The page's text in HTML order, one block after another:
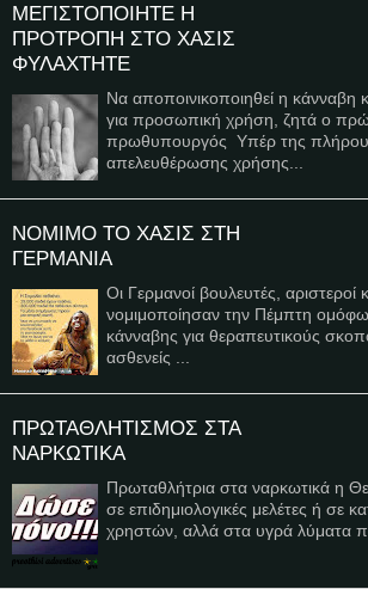
ΜΕΓΙΣΤΟΠΟΙΗΤΕ Η
ΠΡΟΤΡΟΠΗ ΣΤΟ ΧΑΣΙΣ
ΦΥΛΑΧΤΗΤΕ
Να αποποινικοποιηθεί η κάνναβη
για προσωπική χρήση, ζητά ο
πρωθυπουργός Υπέρ της
απελευθέρωσης χρήσης...
ΝΟΜΙΜΟ ΤΟ ΧΑΣΙΣ ΣΤΗ
ΓΕΡΜΑΝΙΑ
Οι Γερμανοί βουλευτές, αριστεροί
νομιμοποίησαν την Πέμπτη
κάνναβης για θεραπευτικούς
ασθενείς ...
ΠΡΩΤΑΘΛΗΤΙΣΜΟΣ ΣΤΑ
ΝΑΡΚΩΤΙΚΑ
Πρωταθλήτρια στα ναρκωτικά η
σε επιδημιολογικές μελέτες ή σε
χρηστών, αλλά στα υγρά λύματα